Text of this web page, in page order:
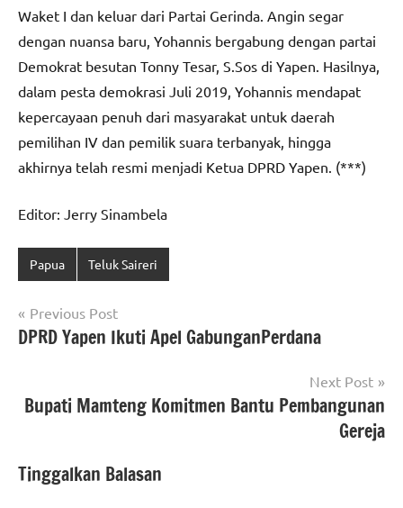
Waket I dan keluar dari Partai Gerinda. Angin segar
dengan nuansa baru, Yohannis bergabung dengan partai
Demokrat besutan Tonny Tesar, S.Sos di Yapen. Hasilnya,
dalam pesta demokrasi Juli 2019, Yohannis mendapat
kepercayaan penuh dari masyarakat untuk daerah
pemilihan IV dan pemilik suara terbanyak, hingga
akhirnya telah resmi menjadi Ketua DPRD Yapen. (***)
Editor: Jerry Sinambela
Papua Teluk Saireri
Navigasi
pos
Previous Post
DPRD Yapen Ikuti Apel GabunganPerdana
Next Post
Bupati Mamteng Komitmen Bantu Pembangunan
Gereja
Tinggalkan Balasan